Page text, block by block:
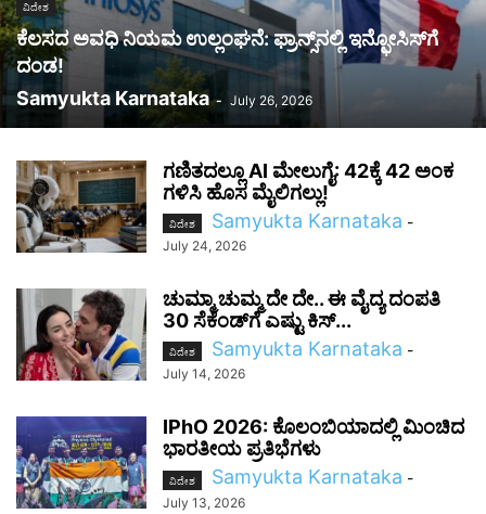
ವಿದೇಶ
ಕೆಲಸದ ಅವಧಿ ನಿಯಮ ಉಲ್ಲಂಘನೆ: ಫ್ರಾನ್ಸ್‌ನಲ್ಲಿ ಇನ್ಫೋಸಿಸ್‌ಗೆ
ದಂಡ!
Samyukta Karnataka - July 26, 2026
ಗಣಿತದಲ್ಲೂ AI ಮೇಲುಗೈ: 42ಕ್ಕೆ 42 ಅಂಕ
ಗಳಿಸಿ ಹೊಸ ಮೈಲಿಗಲ್ಲು!
ವಿದೇಶ Samyukta Karnataka -
July 24, 2026
ಚುಮ್ಮಾ ಚುಮ್ಮ ದೇ ದೇ.. ಈ ವೈದ್ಯ ದಂಪತಿ
30 ಸೆಕೆಂಡ್‌ಗೆ ಎಷ್ಟು ಕಿಸ್...
ವಿದೇಶ Samyukta Karnataka -
July 14, 2026
IPhO 2026: ಕೊಲಂಬಿಯಾದಲ್ಲಿ ಮಿಂಚಿದ
ಭಾರತೀಯ ಪ್ರತಿಭೆಗಳು
ವಿದೇಶ Samyukta Karnataka -
July 13, 2026